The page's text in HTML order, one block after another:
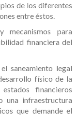
de los diferentes
entre éstos.
mecanismos para
financiera del
saneamiento legal
físico de la
financieros
una infraestructura
que demande el